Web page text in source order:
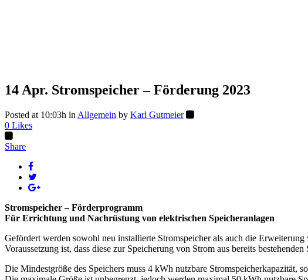
14 Apr. Stromspeicher – Förderung 2023
Posted at 10:03h in Allgemein by Karl Gutmeier
0 Likes
Share
Stromspeicher –Förderprogramm
Für Errichtung und Nachrüstung von elektrischen Speicheranlagen
Gefördert werden sowohl neu installierte Stromspeicher als auch die
Voraussetzung ist, dass diese zur Speicherung von Strom aus bereits
Die Mindestgröße des Speichers muss 4 kWh nutzbare